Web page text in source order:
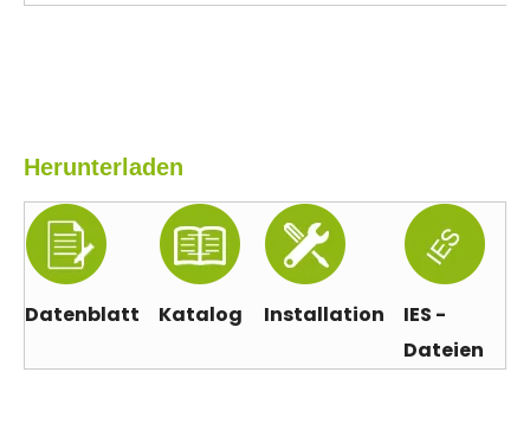
Herunterladen
Datenblatt Katalog Installation
IES -
Dateien